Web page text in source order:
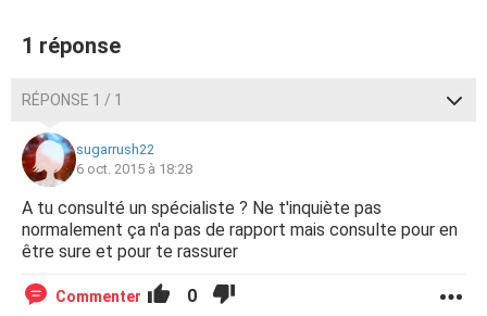
1 réponse
RÉPONSE 1 / 1
sugarrush22
6 oct. 2015 à 18:28
A tu consulté un spécialiste ? Ne t'inquiète pas
normalement ça n'a pas de rapport mais consulte pour en
être sure et pour te rassurer
Commenter 0